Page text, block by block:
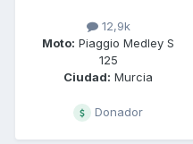
12,9k
Moto: Piaggio Medley S
125
Ciudad: Murcia
Donador